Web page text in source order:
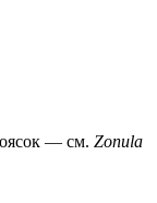
— см. Zonula